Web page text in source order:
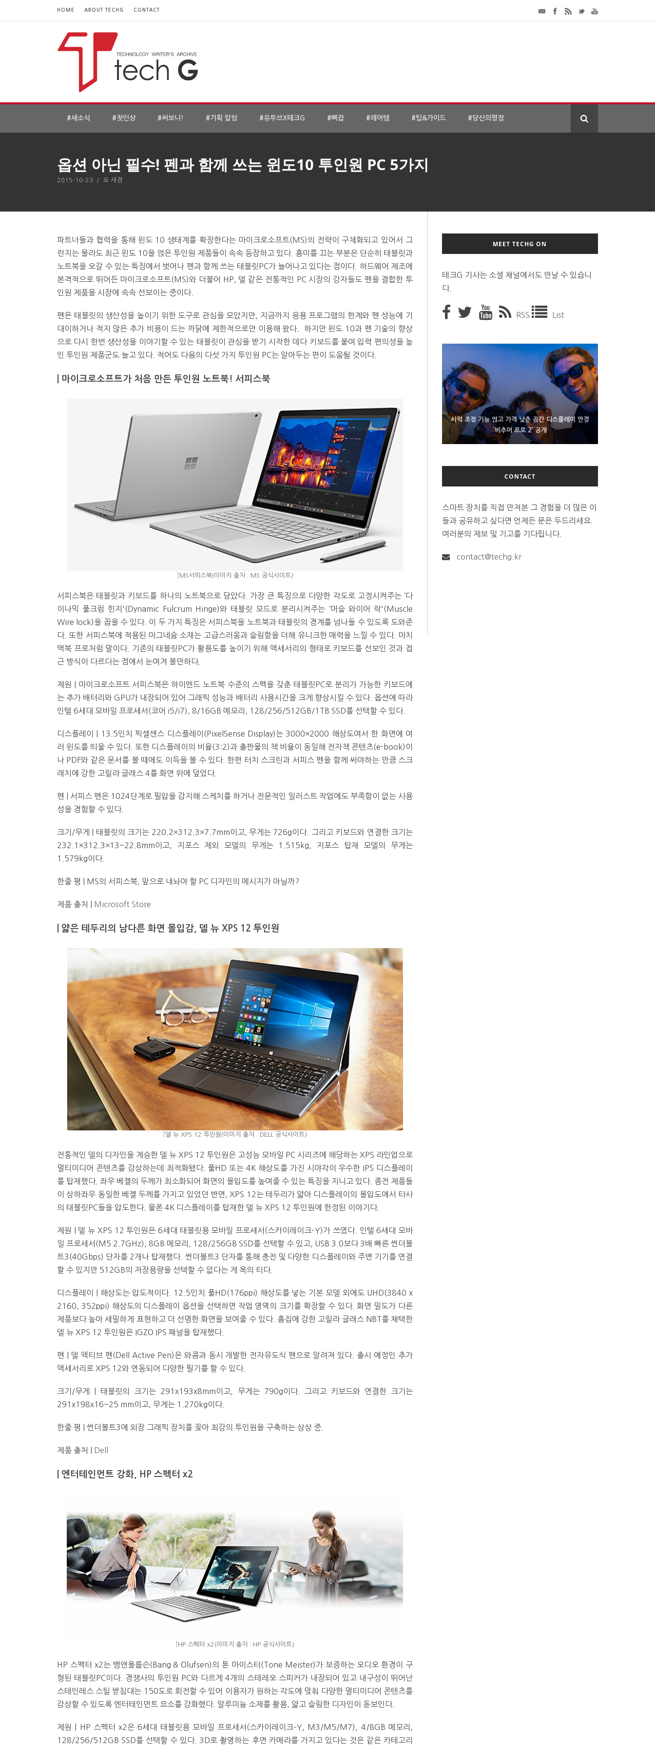
HOME ABOUT TECHG CONTACT
#새소식 #첫인상 #써보니! #기획 칼럼 #유투브X테크G #삐끕 #레어템 #팁&가이드 #당신의평점
옵션 아닌 필수! 펜과 함께 쓰는 윈도10 투인원 PC 5가지
2015-10-23 / 오 세경
파트너들과 협력을 통해 윈도 10 생태계를 확장한다는 마이크로소프트(MS)의 전략이 구체화되고 있어서 그
런지는 몰라도 최근 윈도 10을 얹은 투인원 제품들이 속속 등장하고 있다. 흥미를 끄는 부분은 단순히 태블릿과
노트북을 오갈 수 있는 특징에서 벗어나 펜과 함께 쓰는 태블릿PC가 늘어나고 있다는 점이다. 하드웨어 제조에
본격적으로 뛰어든 마이크로소프트(MS)와 더불어 HP, 델 같은 전통적인 PC 시장의 강자들도 펜을 결합한 투
인원 제품을 시장에 속속 선보이는 중이다.
펜은 태블릿의 생산성을 높이기 위한 도구로 관심을 모았지만, 지금까지 응용 프로그램의 한계와 펜 성능에 기
대이하거나 적지 않은 추가 비용이 드는 까닭에 제한적으로만 이용해 왔다. 하지만 윈도 10과 펜 기술의 향상
으로 다시 한번 생산성을 이야기할 수 있는 태블릿이 관심을 받기 시작한 데다 키보드를 붙여 입력 편의성을 높
인 투인원 제품군도 늘고 있다. 적어도 다음의 다섯 가지 투인원 PC는 알아두는 편이 도움될 것이다.
마이크로소프트가 처음 만든 투인원 노트북! 서피스북
↑MS서피스북(이미지 출처 : MS 공식사이트)
서피스북은 태블릿과 키보드를 하나의 노트북으로 담았다. 가장 큰 특징으로 다양한 각도로 고정시켜주는 ‘다
이나믹 풀크럼 힌지'(Dynamic Fulcrum Hinge)와 태블릿 모드로 분리시켜주는 ‘머슬 와이어 락'(Muscle
Wire lock)을 꼽을 수 있다. 이 두 가지 특징은 서피스북을 노트북과 태블릿의 경계를 넘나들 수 있도록 도와준
다. 또한 서피스북에 적용된 마그네슘 소재는 고급스러움과 슬림함을 더해 유니크한 매력을 느낄 수 있다. 마치
맥북 프로처럼 말이다. 기존의 태블릿PC가 활용도를 높이기 위해 액세서리의 형태로 키보드를 선보인 것과 접
근 방식이 다르다는 점에서 눈여겨 볼만하다.
제원 | 마이크로소프트 서피스북은 하이엔드 노트북 수준의 스펙을 갖춘 태블릿PC로 분리가 가능한 키보드에
는 추가 배터리와 GPU가 내장되어 있어 그래픽 성능과 배터리 사용시간을 크게 향상시킬 수 있다. 옵션에 따라
인텔 6세대 모바일 프로세서(코어 i5/i7), 8/16GB 메모리, 128/256/512GB/1TB SSD를 선택할 수 있다.
디스플레이 | 13.5인치 픽셀센스 디스플레이(PixelSense Display)는 3000×2000 해상도여서 한 화면에 여
러 윈도를 띄울 수 있다. 또한 디스플레이의 비율(3:2)과 출판물의 책 비율이 동일해 전자책 콘텐츠(e-book)이
나 PDF와 같은 문서를 볼 때에도 이득을 볼 수 있다. 한편 터치 스크린과 서피스 펜을 함께 써야하는 만큼 스크
래치에 강한 고릴라 글래스 4를 화면 위에 덮었다.
펜 | 서피스 펜은 1024단계로 필압을 감지해 스케치를 하거나 전문적인 일러스트 작업에도 부족함이 없는 사용
성을 경험할 수 있다.
크기/무게 | 태블릿의 크기는 220.2×312.3×7.7mm이고, 무게는 726g이다. 그리고 키보드와 연결한 크기는
232.1×312.3×13~22.8mm이고, 지포스 제외 모델의 무게는 1.515kg, 지포스 탑재 모델의 무게는
1.579kg이다.
한줄 평 | MS의 서피스북, 앞으로 내놔야 할 PC 디자인의 메시지가 아닐까?
제품 출처 | Microsoft Store
| 얇은 테두리의 남다른 화면 몰입감, 델 뉴 XPS 12 투인원
↑델 뉴 XPS 12 투인원(이미지 출처 : DELL 공식사이트)
전통적인 델의 디자인을 계승한 델 뉴 XPS 12 투인원은 고성능 모바일 PC 시리즈에 해당하는 XPS 라인업으로
멀티미디어 콘텐츠를 감상하는데 최적화됐다. 풀HD 또는 4K 해상도를 가진 시야각이 우수한 IPS 디스플레이
를 탑재했다. 좌우 베젤의 두께가 최소화되어 화면의 몰입도를 높여줄 수 있는 특징을 지니고 있다. 종전 제품들
이 상하좌우 동일한 베젤 두께를 가지고 있었던 반면, XPS 12는 테두리가 얇아 디스플레이의 몰입도에서 타사
의 태블릿PC들을 압도한다. 물론 4K 디스플레이를 탑재한 델 뉴 XPS 12 투인원에 한정된 이야기다.
제원 | 델 뉴 XPS 12 투인원은 6세대 태블릿용 모바일 프로세서(스카이레이크–Y)가 쓰였다. 인텔 6세대 모바
일 프로세서(M5 2.7GHz), 8GB 메모리, 128/256GB SSD를 선택할 수 있고, USB 3.0보다 3배 빠른 썬더볼
트3(40Gbps) 단자를 2개나 탑재했다. 썬더볼트3 단자를 통해 충전 및 다양한 디스플레이와 주변 기기를 연결
할 수 있지만 512GB의 저장용량을 선택할 수 없다는 게 옥의 티다.
디스플레이 | 해상도는 압도적이다. 12.5인치 풀HD(176ppi) 해상도를 넣는 기본 모델 외에도 UHD(3840 x
2160, 352ppi) 해상도의 디스플레이 옵션을 선택하면 작업 영역의 크기를 확장할 수 있다. 화면 밀도가 다른
제품보다 높아 세밀하게 표현하고 더 선명한 화면을 보여줄 수 있다. 흠집에 강한 고릴라 글래스 NBT를 채택한
델 뉴 XPS 12 투인원은 IGZO IPS 패널을 탑재했다.
펜 | 델 액티브 펜(Dell Active Pen)은 와콤과 동시 개발한 전자유도식 펜으로 알려져 있다. 출시 예정인 추가
액세서리로 XPS 12와 연동되어 다양한 필기를 할 수 있다.
크기/무게 | 태블릿의 크기는 291x193x8mm이고, 무게는 790g이다. 그리고 키보드와 연결한 크기는
291x198x16~25 mm이고, 무게는 1.270kg이다.
한줄 평 | 썬더볼트3에 외장 그래픽 장치를 꽂아 최강의 투인원을 구축하는 상상 중.
제품 출처 | Dell
엔터테인먼트 강화, HP 스펙터 x2
↑HP 스펙터 x2(이미지 출처 : HP 공식사이트)
HP 스펙터 x2는 뱅앤올룹슨(Bang & Olufsen)의 톤 마이스터(Tone Meister)가 보증하는 오디오 환경이 구
형된 태블릿PC이다. 경쟁사의 투인원 PC와 다르게 4개의 스테레오 스피커가 내장되어 있고 내구성이 뛰어난
스테인레스 스틸 받침대는 150도로 회전할 수 있어 이용자가 원하는 각도에 맞춰 다양한 멀티미디어 콘텐츠를
감상할 수 있도록 엔터테인먼트 요소를 강화했다. 알루미늄 소재를 활용, 얇고 슬림한 디자인이 돋보인다.
제원 | HP 스펙터 x2은 6세대 태블릿용 모바일 프로세서(스카이레이크–Y, M3/M5/M7), 4/8GB 메모리,
128/256/512GB SSD를 선택할 수 있다. 3D로 촬영하는 후면 카메라를 가지고 있다는 것은 같은 카테고리
MEET TECHG ON
테크G 기사는 소셜 채널에서도 만날 수 있습니
다.
RSS List
시력 조정 기능 얹고 가격 낮춘 공간 디스플레이 안경
‘비추어 프로 2’ 공개
D램 부족에 10억달러어치 아이폰18 프로세서 패키징
대기 중
300~400달러 반지형 스피커 준비하는 오픈AI
CONTACT
스마트 장치를 직접 만져본 그 경험을 더 많은 이
들과 공유하고 싶다면 언제든 문은 두드리세요.
여러분의 제보 및 기고를 기다립니다.
contact@techg.kr